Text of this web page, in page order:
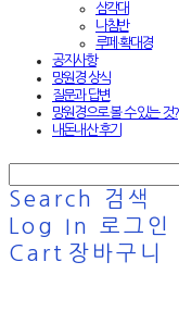
삼각대
나침반
루페·확대경
공지사항
망원경 상식
질문과 답변
망원경으로 볼 수 있는 것?
내돈내산 후기
Search
검색
Log In
로그인
Cart 장바구니